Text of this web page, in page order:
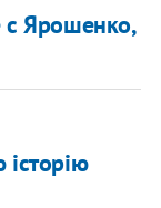
с Ярошенко,